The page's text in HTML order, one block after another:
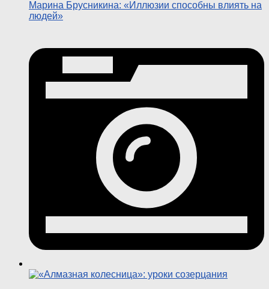
Марина Брусникина: «Иллюзии способны влиять на
людей»